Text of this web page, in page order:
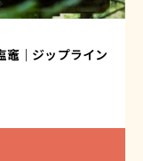
竈｜ジップライン